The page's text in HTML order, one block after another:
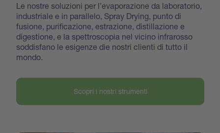
Le nostre soluzioni per l’evaporazione da laboratorio,
industriale e in parallelo, Spray Drying, punto di
fusione, purificazione, estrazione, distillazione e
digestione, e la spettroscopia nel vicino infrarosso
soddisfano le esigenze die nostri clienti di tutto il
mondo.
Scopri i nostri strumenti